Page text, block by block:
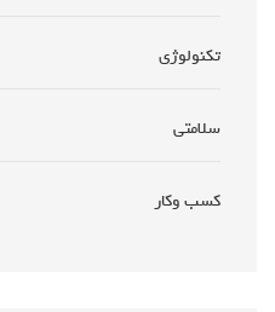
تکنولوژی
سلامتی
کسب وکار